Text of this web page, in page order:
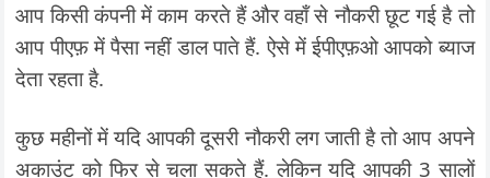
आप किसी कंपनी में काम करते हैं और वहाँ से नौकरी छूट गई है तो
आप पीएफ़ में पैसा नहीं डाल पाते हैं. ऐसे में ईपीएफ़ओ आपको ब्याज
देता रहता है.
कुछ महीनों में यदि आपकी दूसरी नौकरी लग जाती है तो आप अपने
अकाउंट को फिर से चला सकते हैं. लेकिन यदि आपकी 3 सालों